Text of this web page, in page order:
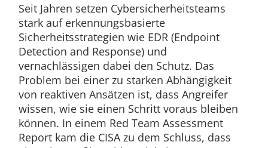
Seit Jahren setzen Cybersicherheitsteams
stark auf erkennungsbasierte
Sicherheitsstrategien wie EDR (Endpoint
Detection and Response) und
vernachlässigen dabei den Schutz. Das
Problem bei einer zu starken Abhängigkeit
von reaktiven Ansätzen ist, dass Angreifer
wissen, wie sie einen Schritt voraus bleiben
können. In einem Red Team Assessment
Report kam die CISA zu dem Schluss, dass